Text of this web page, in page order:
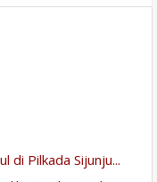
di Pilkada Sijunju...